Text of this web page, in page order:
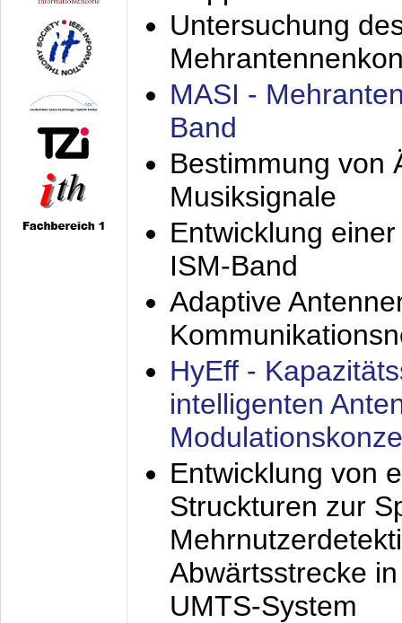
Untersuchung
MASI -
Band
Bestimmung von
Musiksignale
Entwicklung
ISM-Band
Adaptive
HyEff -
intelligenten
Entwicklung von
Struckturen zur
Abwärtsstrecke
UMTS-System